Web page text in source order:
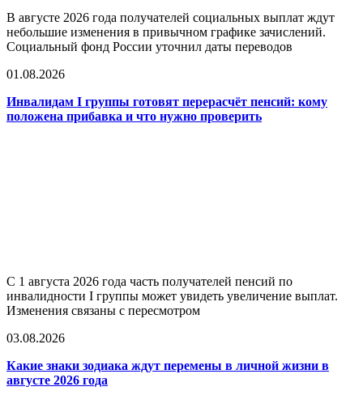
В августе 2026 года получателей социальных выплат ждут
небольшие изменения в привычном графике зачислений.
Социальный фонд России уточнил даты переводов
01.08.2026
Инвалидам I группы готовят перерасчёт пенсий: кому
положена прибавка и что нужно проверить
С 1 августа 2026 года часть получателей пенсий по
инвалидности I группы может увидеть увеличение выплат.
Изменения связаны с пересмотром
03.08.2026
Какие знаки зодиака ждут перемены в личной жизни в
августе 2026 года